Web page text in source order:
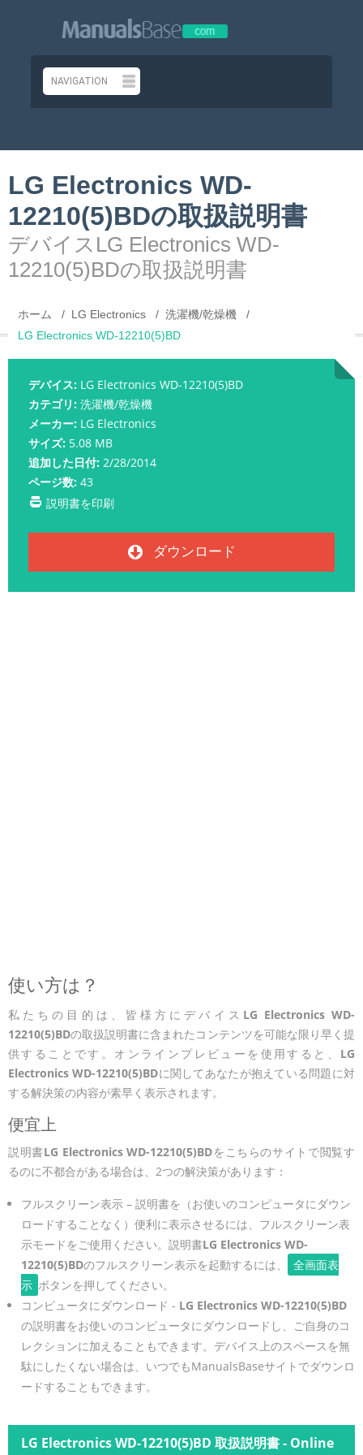
LG Electronics WD-
12210(5)BDの取扱説明書
デバイスLG Electronics WD-
12210(5)BDの取扱説明書
ホーム LG Electronics
洗濯機/乾燥機
LG Electronics WD-12210(5)BD
デバイス: LG Electronics WD-12210(5)BD
カテゴリ: 洗濯機/乾燥機
メーカー: LG Electronics
サイズ: 5.08 MB
追加した日付: 2/28/2014
ページ数: 43
説明書を印刷
ダウンロード
使い方は？
私たちの目的は、皆様方にデバイス LG Electronics WD-
12210(5)BDの取扱説明書に含まれたコンテンツを可能な限り早く提
供することです。オンラインプレビューを使用すると、 LG
Electronics WD-12210(5)BDに関してあなたが抱えている問題に対
する解決策の内容が素早く表示されます。
便宜上
説明書LG Electronics WD-12210(5)BDをこちらのサイトで閲覧す
るのに不都合がある場合は、2つの解決策があります：
フルスクリーン表示 – 説明書を（お使いのコンピュータにダウン
ロードすることなく）便利に表示させるには、フルスクリーン表
示モードをご使用ください。説明書LG Electronics WD-
12210(5)BDのフルスクリーン表示を起動するには、
全画面表
示 ボタンを押してください。
コンピュータにダウンロード - LG Electronics WD-12210(5)BD
の説明書をお使いのコンピュータにダウンロードし、ご自身のコ
レクションに加えることもできます。デバイス上のスペースを無
駄にしたくない場合は、いつでもManualsBaseサイトでダウンロ
ードすることもできます。
LG Electronics WD-12210(5)BD 取扱説明書 - Online